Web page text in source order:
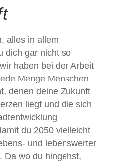
alles in allem
dich gar nicht so
haben bei der Arbeit
Menge Menschen
denen deine Zukunft
liegt und die sich
du 2050 vielleicht
und lebenswerter
Da wo du hingehst,